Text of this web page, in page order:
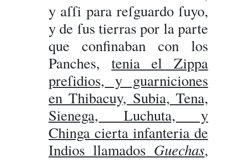
y aſſi para reſguardo ſuyo,
y de ſus tierras por la parte
que confinaban con los
Panches, tenia el Zippa
preſidios, y guarniciones
en Thibacuy, Subia, Tena,
Sienega, Luchuta, y
Chinga cierta infanteria de
Indios llamados Guechas,